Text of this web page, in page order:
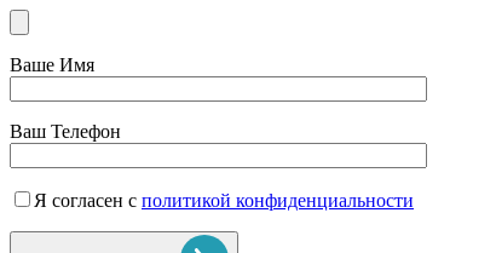
Ваше Имя
Ваш Телефон
Я согласен с политикой конфиденциальности